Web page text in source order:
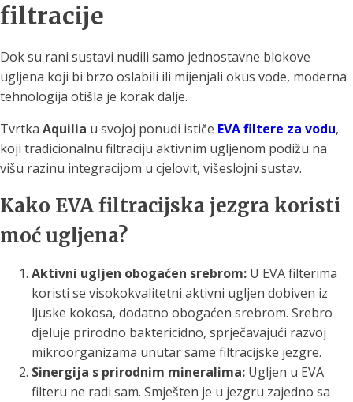
filtracije
Dok su rani sustavi nudili samo jednostavne blokove
ugljena koji bi brzo oslabili ili mijenjali okus vode, moderna
tehnologija otišla je korak dalje.
Tvrtka Aquilia u svojoj ponudi ističe EVA filtere za vodu,
koji tradicionalnu filtraciju aktivnim ugljenom podižu na
višu razinu integracijom u cjelovit, višeslojni sustav.
Kako EVA filtracijska jezgra koristi
moć ugljena?
Aktivni ugljen obogaćen srebrom: U EVA filterima
koristi se visokokvalitetni aktivni ugljen dobiven iz
ljuske kokosa, dodatno obogaćen srebrom. Srebro
djeluje prirodno baktericidno, sprječavajući razvoj
mikroorganizama unutar same filtracijske jezgre.
Sinergija s prirodnim mineralima: Ugljen u EVA
filteru ne radi sam. Smješten je u jezgru zajedno sa